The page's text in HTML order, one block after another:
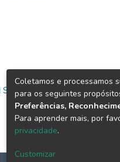
SEGURANÇA
Coletamos e processamos
para os seguintes
Preferências,
Para aprender mais, por
privacidade.
Customizar